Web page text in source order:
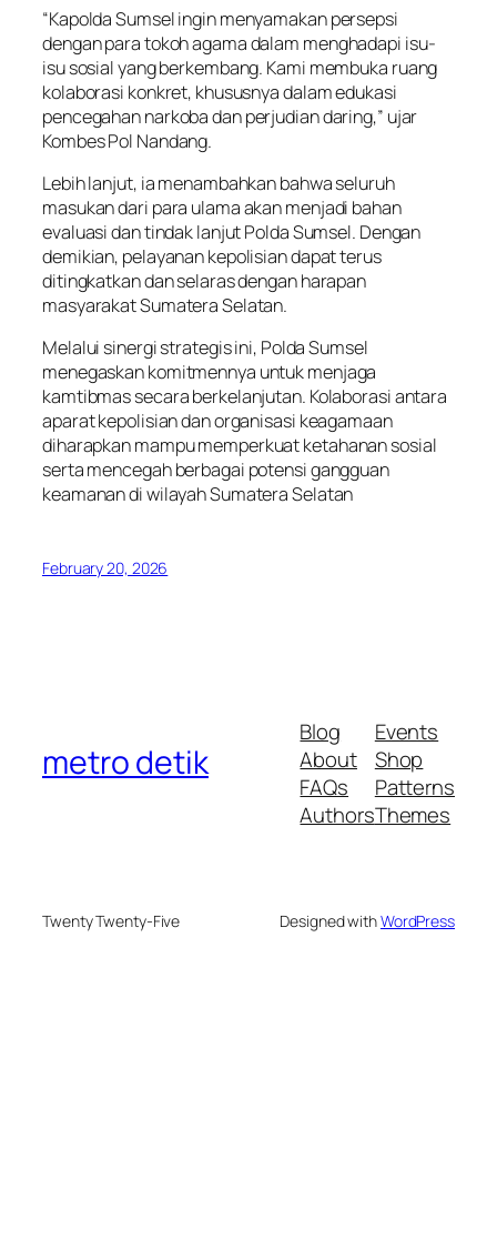
“Kapolda Sumsel ingin menyamakan persepsi
dengan para tokoh agama dalam menghadapi isu-
isu sosial yang berkembang. Kami membuka ruang
kolaborasi konkret, khususnya dalam edukasi
pencegahan narkoba dan perjudian daring,” ujar
Kombes Pol Nandang.
Lebih lanjut, ia menambahkan bahwa seluruh
masukan dari para ulama akan menjadi bahan
evaluasi dan tindak lanjut Polda Sumsel. Dengan
demikian, pelayanan kepolisian dapat terus
ditingkatkan dan selaras dengan harapan
masyarakat Sumatera Selatan.
Melalui sinergi strategis ini, Polda Sumsel
menegaskan komitmennya untuk menjaga
kamtibmas secara berkelanjutan. Kolaborasi antara
aparat kepolisian dan organisasi keagamaan
diharapkan mampu memperkuat ketahanan sosial
serta mencegah berbagai potensi gangguan
keamanan di wilayah Sumatera Selatan
February 20, 2026
metro detik
Blog
About
FAQs
Authors
Events
Shop
Patterns
Themes
Twenty Twenty-Five Designed withWordPress